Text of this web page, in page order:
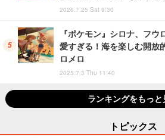
2026.7.25 Sat 9:30
『ポケモン』シロナ、フ
愛すぎる！海を楽しむ開放
ロメロ
2025.7.3 Thu 11:40
ランキングをもっと
トピックス